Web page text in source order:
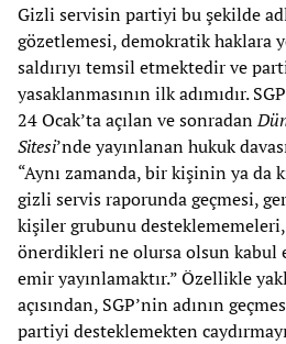
Gizli servisin partiyi bu şekilde
gözetlemesi, demokratik haklara
saldırıyı temsil etmektedir ve
yasaklanmasının ilk adımıdır.
24 Ocak’ta açılan ve sonradan
Sitesi’nde yayınlanan hukuk
“Aynı zamanda, bir kişinin ya
gizli servis raporunda geçmesi,
kişiler grubunu
önerdikleri ne olursa olsun
emir yayınlamaktır.” Özellikle
açısından, SGP’nin adının
partiyi desteklemekten